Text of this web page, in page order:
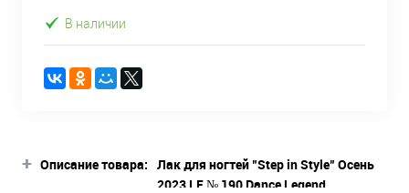
В наличии
+ Описание товара: Лак для ногтей "Step in Style" Осень
2023 LE № 190 Dance Legend